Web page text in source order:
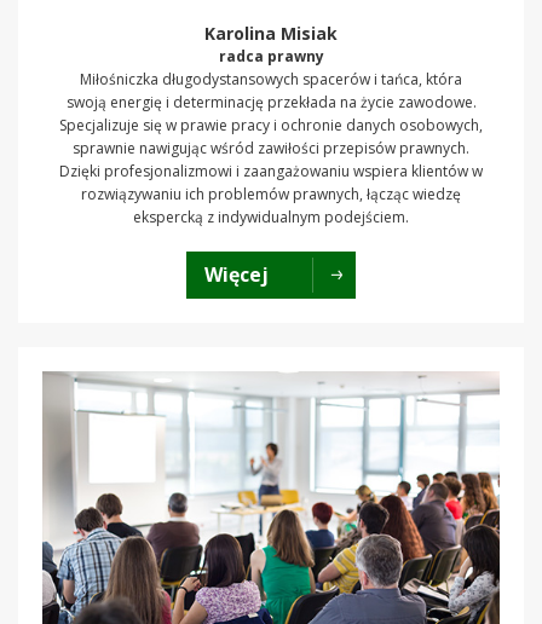
Karolina Misiak
radca prawny
Miłośniczka długodystansowych spacerów i tańca, która
swoją energię i determinację przekłada na życie zawodowe.
Specjalizuje się w prawie pracy i ochronie danych osobowych,
sprawnie nawigując wśród zawiłości przepisów prawnych.
Dzięki profesjonalizmowi i zaangażowaniu wspiera klientów w
rozwiązywaniu ich problemów prawnych, łącząc wiedzę
ekspercką z indywidualnym podejściem.
Więcej